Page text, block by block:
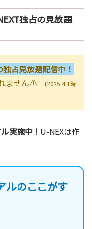
独占の見放題
占見放題配信中！
ません⚠
(2025.4.1時
実施中！ U-NEXは作
ルのここがす